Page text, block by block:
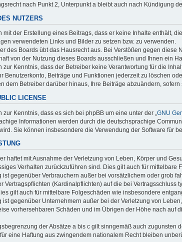
nach Punkt 2, Unterpunkt a bleibt auch nach Kündigung
NUTZERS
mit der Erstellung eines Beitrags, dass er keine Inhalte enthält,
verwendeten Links und Bilder zu setzen bzw. zu verwenden.
des Boards übt das Hausrecht aus. Bei Verstößen gegen
von der Nutzung dieses Boards ausschließen und Ihnen ein
zur Kenntnis, dass der Betreiber keine Verantwortung für die
Benutzerkonto, Beiträge und Funktionen jederzeit zu löschen
dem Betreiber darüber hinaus, Ihre Beiträge abzuändern,
LICENSE
zur Kenntnis, dass es sich bei phpBB um eine unter der „ GNU
Informationen werden durch die deutschsprachige
Sie können insbesondere die Verwendung der Software für
haftet mit Ausnahme der Verletzung von Leben, Körper und
Verhalten zurückzuführen sind. Dies gilt auch für
ist gegenüber Verbrauchern außer bei vorsätzlichem oder grob
Vertragspflichten (Kardinalpflichten) auf die bei
gilt auch für mittelbare Folgeschäden wie insbesondere
ist gegenüber Unternehmern außer bei der Verletzung von
vorhersehbaren Schäden und im Übrigen der Höhe nach auf
der Absätze a bis c gilt sinngemäß auch zugunsten
eine Haftung aus zwingendem nationalem Recht bleiben